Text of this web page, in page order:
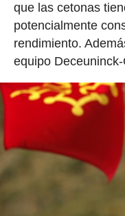
que las cetonas
potencialmente
rendimiento.
equipo